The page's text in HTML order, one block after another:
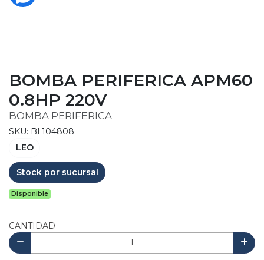
BOMBA PERIFERICA APM60
0.8HP 220V
BOMBA PERIFERICA
SKU: BL104808
LEO
Stock por sucursal
Disponible
CANTIDAD